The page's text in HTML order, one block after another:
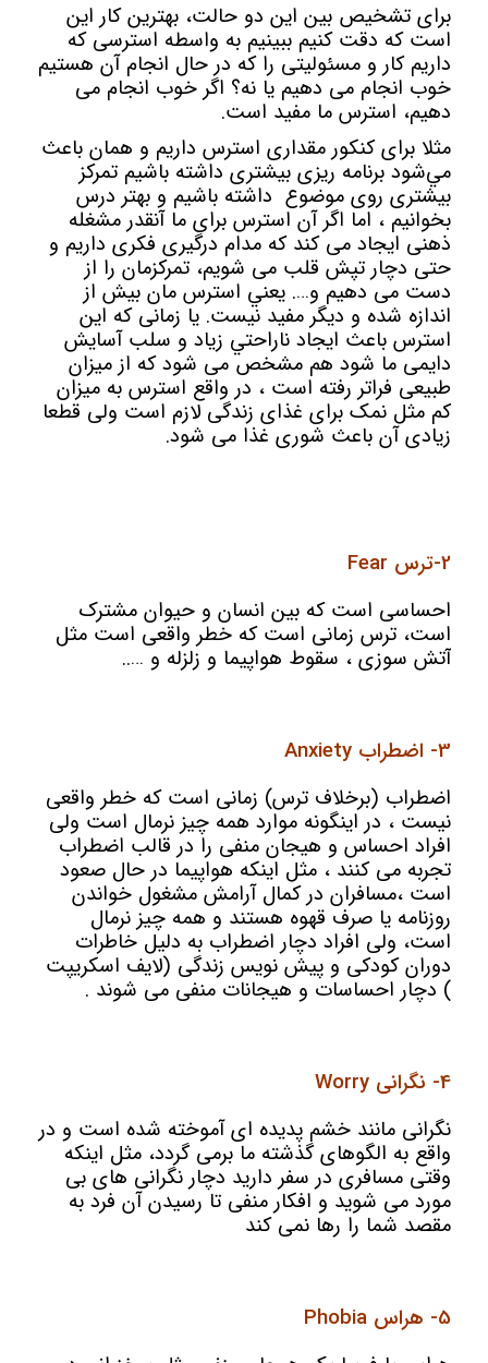
برای تشخيص بين اين دو حالت، بهترين کار اين
است که دقت کنيم ببينيم به واسطه استرسی که
داريم کار و مسئوليتی را که در حال انجام آن هستيم
خوب انجام می دهيم يا نه؟ اگر خوب انجام می
دهيم، استرس ما مفيد است.
مثلا برای کنکور مقداری استرس داريم و همان باعث
مي‌شود برنامه ریزی بیشتری داشته باشیم تمرکز
بیشتری روی موضوع داشته باشیم و بهتر درس
بخوانیم ، اما اگر آن استرس برای ما آنقدر مشغله
ذهنی ايجاد می کند که مدام درگيری فکری داريم و
حتی دچار تپش قلب می شويم، تمرکزمان را از
دست می دهيم و…. يعني استرس مان بيش از
اندازه شده و ديگر مفيد نيست. يا زمانی که اين
استرس باعث ايجاد ناراحتي زياد و سلب آسايش
دايمی ما شود هم مشخص می شود که از ميزان
طبيعی فراتر رفته است ، در واقع استرس به میزان
کم مثل نمک برای غذای زندگی لازم است ولی قطعا
زیادی آن باعث شوری غذا می شود.
2-ترس Fear
احساسی است که بین انسان و حیوان مشترک
است، ترس زمانی است که خطر واقعی است مثل
آتش سوزی ، سقوط هواپیما و زلزله و …..
3- اضطراب Anxiety
اضطراب (برخلاف ترس) زمانی است که خطر واقعی
نیست ، در اینگونه موارد همه چیز نرمال است ولی
افراد احساس و هیجان منفی را در قالب اضطراب
تجربه می کنند ، مثل اینکه هواپیما در حال صعود
است ،مسافران در کمال آرامش مشغول خواندن
روزنامه یا صرف قهوه هستند و همه چیز نرمال
است، ولی افراد دچار اضطراب به دلیل خاطرات
دوران کودکی و پیش نویس زندگی (لایف اسکریپت
) دچار احساسات و هیجانات منفی می شوند .
4- نگرانی Worry
نگرانی مانند خشم پدیده ای آموخته شده است و در
واقع به الگوهای گذشته ما برمی گردد، مثل اینکه
وقتی مسافری در سفر دارید دچار نگرانی های بی
مورد می شوید و افکار منفی تا رسیدن آن فرد به
مقصد شما را رها نمی کند
5- هراس Phobia